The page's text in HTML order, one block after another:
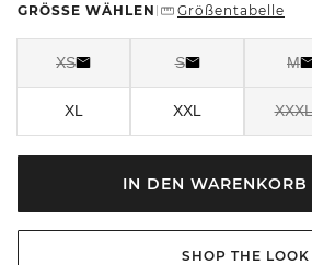
GRÖSSE WÄHLEN Größentabelle
XS S M
XL XXL XXXL
IN DEN WARENKORB
SHOP THE LOOK